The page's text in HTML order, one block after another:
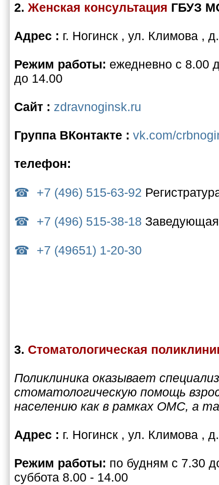
2. Женская консультация ГБУЗ
Адрес : г. Ногинск , ул. Климова ,
Режим работы: ежедневно с 8.00
до 14.00
Сайт : zdravnoginsk.ru
Группа ВКонтакте : vk.com/
телефон:
+7 (496) 515-63-92
+7 (496) 515-38-18 Заведующая
+7 (49651) 1-20-30
3. Стоматологическая
Поликлиника оказывает
стоматологическую помощь
населению как в рамках ОМС, а
Адрес : г. Ногинск , ул. Климова ,
Режим работы: по будням с 7.30
суббота 8.00 - 14.00